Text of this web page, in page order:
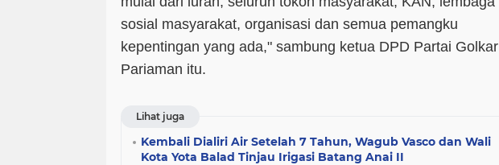
sosial masyarakat, organisasi dan semua pemangku
kepentingan yang ada," sambung ketua DPD Partai Golkar
Pariaman itu.
Lihat juga
Kembali Dialiri Air Setelah 7 Tahun, Wagub Vasco dan Wali
Kota Yota Balad Tinjau Irigasi Batang Anai II